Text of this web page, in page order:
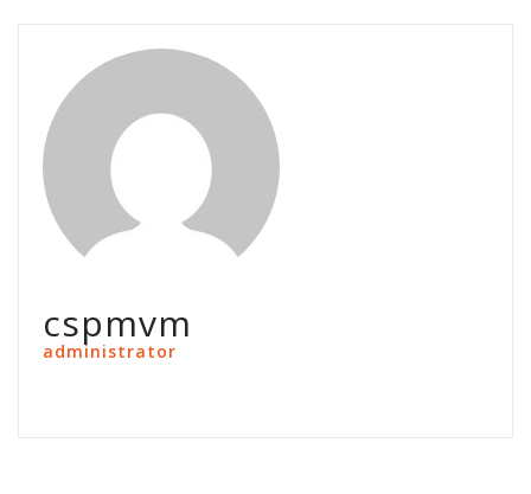
cspmvm
administrator